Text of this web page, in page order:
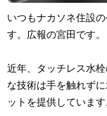
いつもナカソネ住設
す。広報の宮田です。
近年、タッチレス水
な技術は手を触れず
ットを提供しています